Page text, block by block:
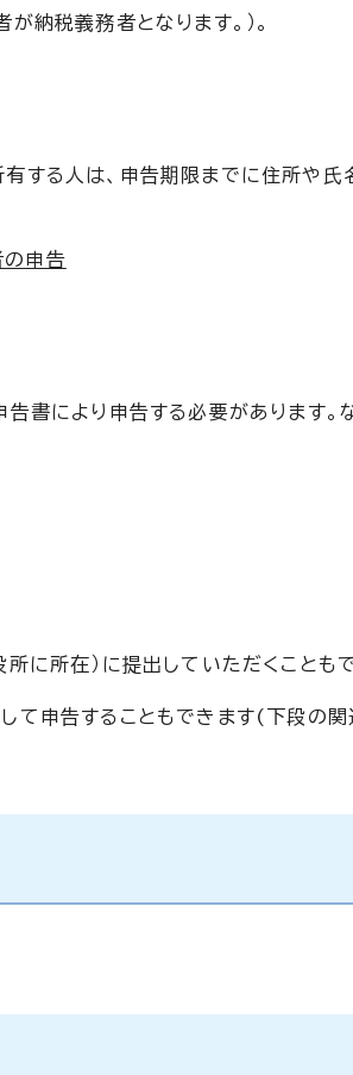
納税義務者となります。）。
する人は、申告期限までに住所や氏
の申告
書により申告する必要があります。
に所在）に提出していただくこともで
て申告することもできます(下段の